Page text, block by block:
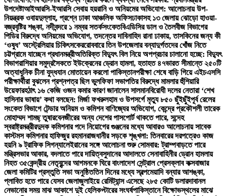
উপদেষ্টাআইআরসি-ইআরসি সেবায় হয়রানি ও অনিয়মের অভিযোগ: আলোচনায় উপ-
নিয়ন্ত্রক ওবায়দুল্লাহ, প্রশ্নে ঢাকা আঞ্চলিক অফিসঢাকাসহ ১৩ জেলায় ঝোড়ো হাওয়া-
বজ্রবৃষ্টির শঙ্কা, নদীবন্দরে ১ নম্বর সতর্কসংকেতবিএডিসির ডাল ও তৈলবীজ বিভাগের
পিডির বিরুদ্ধে অনিয়মের অভিযোগ, তদন্তের দাবিনাহিদ রানা ঢাকায়, তাসকিনের জন্য কী
‘ওষুধ’ অস্ট্রেলিয়ার চিকিৎসকেররোববারে তিন উপজেলার বন্যাদুর্গতদের খোঁজ নিতে
চট্টগ্রামে যাচ্ছেন প্রধানমন্ত্রীঅতিরিক্ত বিদ্যুৎ বিল নিয়ে অপপ্রচার চালানো হচ্ছে: বিদ্যুৎ
বিভাগরাশিয়ার সমুদ্রসৈকতে ইউক্রেনের ড্রোন হামলা, হতাহত ৪৭ভারত সীমান্তে ২৫০টি
অত্যাধুনিক চীনা যুদ্ধযান মোতায়েন করলো পাকিস্তানপরীক্ষা শেষে বাড়ি গিয়ে এইচএসসি
পরীক্ষার্থীরা বুঝলেন প্রশ্নপত্র ছিল ভুলফিফা সভাপতির বিরুদ্ধে মামলার হুঁশিয়ারি
উয়েফারহঠাৎ ১৬ কেজি ওজন কমার কারণ জানালেন সালমানবিরোধী দলের নেতারা ‘শেখ
হাসিনার ভাষায়’ কথা বলছেন: মির্জা ফখরুলহাম ও উপসর্গে মৃত্যু ৮৫০ ছুঁইছুঁইপূর্ব রেলের
সংকেত বিভাগে টেন্ডার অনিয়ম ও কমিশন বাণিজ্যের অভিযোগ, কেন্দ্রে প্রকৌশলী তারেক
মোহাম্মদ শামছ্ তুষারবেনজীরের অন্য দেশের পাসপোর্ট থাকতে পারে, সন্দেহ
স্বরাষ্ট্রমন্ত্রীরদুদক কমিশনার পদে নিয়োগের গুঞ্জনের মধ্যে আবারও আলোচনায় সাবেক
কাস্টমস কমিশনার হাফিজুর রহমানরাজধানীর সড়কে শৃঙ্খলা: তিনবারের দরপত্রেও কাজ
হয়নি ৯ ট্রাফিক সিগন্যালেইরানের সঙ্গে আলোচনা শুরু সোমবার: ট্রাম্পবাড়তে পারে
মন্ত্রিসভার আকার, বদলাতে পারে দায়িত্বসুদানের আদালতে সেনাবাহিনীর ড্রোন হামলায়
নিহত ৩৫কেন্দ্রীয় নেতৃবৃন্দের আগমনকে ঘিরে বাংলাদেশ সেন্ট্রাল প্রেসক্লাব কক্সবাজার
জেলা কমিটির প্রস্তুতি সভা অনুষ্ঠিততিন দিনের মধ্যে স্বল্পমেয়াদি বন্যার আশঙ্কা,
প্লাবিত হতে পারে যেসব জেলাজুলাইয়ে রেমিট্যান্স এসেছে ২৮৫ কোটি ডলারদাবানল
নেভানোর সময় মাঝ আকাশে দুই হেলিকপ্টারের সংঘর্ষপাকিস্তানে বিক্ষোভস্থলের মাঝে